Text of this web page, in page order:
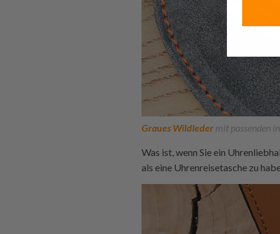
Graues Wildleder mit passenden
Was ist, wenn Sie ein
als eine Uhrenreisetasche zu